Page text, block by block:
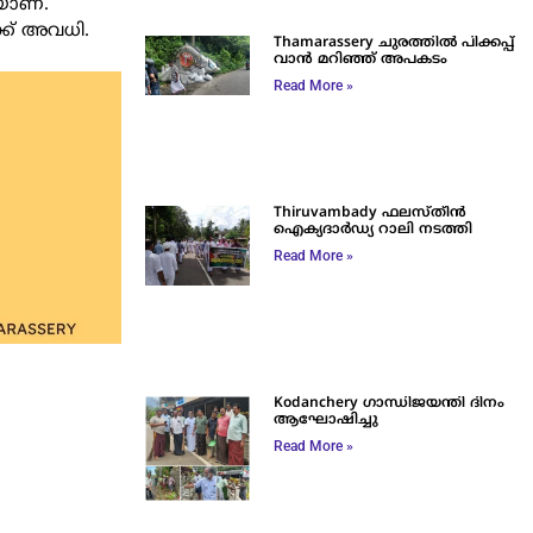
അവധി.
Thamarassery ചുരത്തിൽ പിക്കപ്പ്
വാൻ മറിഞ്ഞ് അപകടം
Read More »
Thiruvambady ഫലസ്തീൻ
ഐക്യദാർഡ്യ റാലി നടത്തി
Read More »
Kodanchery ഗാന്ധിജയന്തി ദിനം
ആഘോഷിച്ചു
Read More »